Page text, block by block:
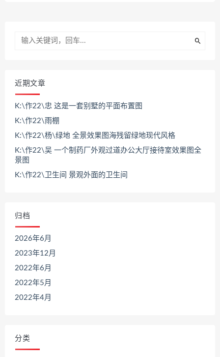
近期文章
K:\作22\忠 这是一套别墅的平面布置图
K:\作22\雨棚
K:\作22\杨\绿地 全景效果图海残留绿地现代风格
K:\作22\吴 一个制药厂外观过道办公大厅接待室效果图全
景图
K:\作22\卫生间 景观外面的卫生间
归档
2026年6月
2023年12月
2022年6月
2022年5月
2022年4月
分类